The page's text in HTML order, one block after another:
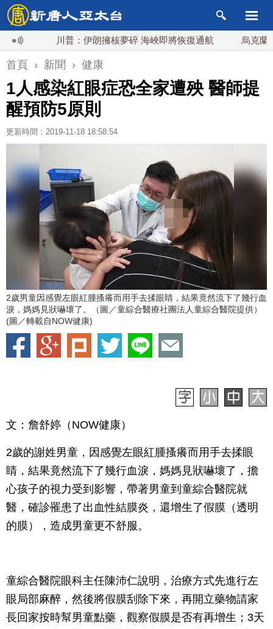
川普：伊朗擁核夢碎 海峽即將恢復通航 烏克蘭貨機旁
首頁 › 新聞 › 健康
1人感染紅眼症恐全家遭殃 醫師提
醒預防5原則
更新時間：2019-11-18 18:58:54
2歲男童因感覺左眼紅腫搔癢而用手去揉眼睛，結果竟然流下了幾行血
淚，媽媽見狀嚇壞了。（圖／童綜合醫療社團法人童綜合醫院提供）
(圖／轉載自NOW健康)
文：詹舒婷（NOW健康）
2歲的謝姓男童，因感覺左眼紅腫搔癢而用手去揉眼
睛，結果竟然流下了幾行血淚，媽媽見狀嚇壞了，擔
心孩子的視力受到影響，帶著男童到童綜合醫院就
醫，確診罹患了出血性結膜炎，還增生了假膜（透明
的膜），造成男童更不舒服。
童綜合醫院眼科主任陳沛仁說明，治療方式先進行左
眼局部麻醉，然後將假膜刮除下來，再開立藥物請家
長回家按時幫男童點藥，觀察假膜是否有再增生；3天